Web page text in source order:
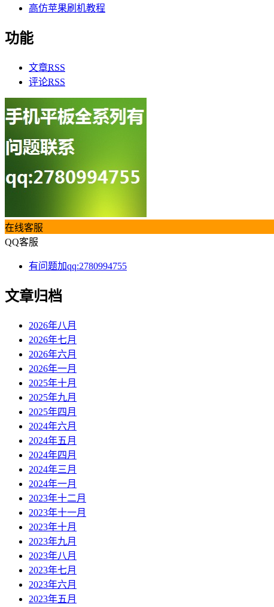
高仿苹果刷机教程
功能
文章RSS
评论RSS
在线客服
QQ客服
有问题加qq:2780994755
文章归档
2026年八月
2026年七月
2026年六月
2026年一月
2025年十月
2025年九月
2025年四月
2024年六月
2024年五月
2024年四月
2024年三月
2024年一月
2023年十二月
2023年十一月
2023年十月
2023年九月
2023年八月
2023年七月
2023年六月
2023年五月